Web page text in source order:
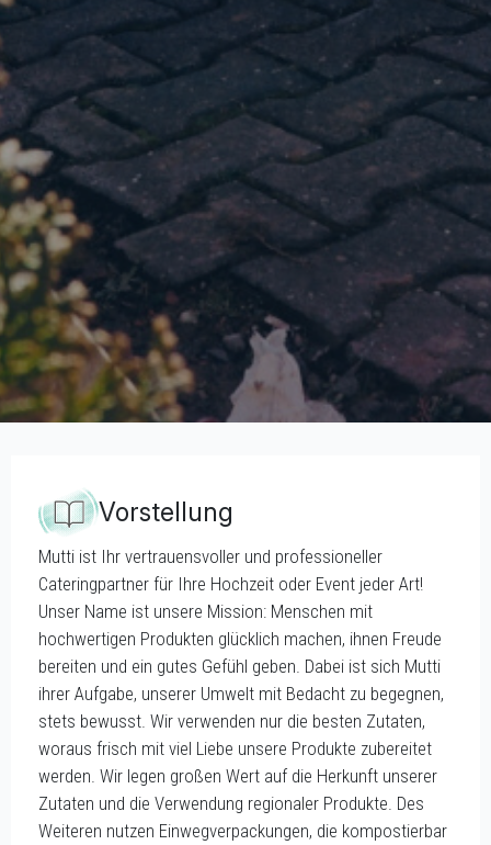
Vorstellung
Mutti ist Ihr vertrauensvoller und professioneller
Cateringpartner für Ihre Hochzeit oder Event jeder Art!
Unser Name ist unsere Mission: Menschen mit
hochwertigen Produkten glücklich machen, ihnen Freude
bereiten und ein gutes Gefühl geben. Dabei ist sich Mutti
ihrer Aufgabe, unserer Umwelt mit Bedacht zu begegnen,
stets bewusst. Wir verwenden nur die besten Zutaten,
woraus frisch mit viel Liebe unsere Produkte zubereitet
werden. Wir legen großen Wert auf die Herkunft unserer
Zutaten und die Verwendung regionaler Produkte. Des
Weiteren nutzen Einwegverpackungen, die kompostierbar